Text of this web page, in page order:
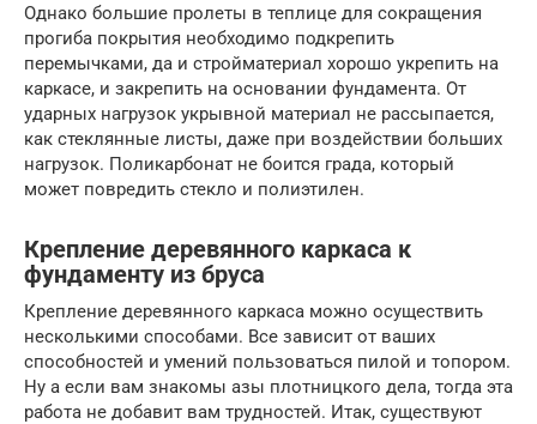
Однако большие пролеты в теплице для сокращения
прогиба покрытия необходимо подкрепить
перемычками, да и стройматериал хорошо укрепить на
каркасе, и закрепить на основании фундамента. От
ударных нагрузок укрывной материал не рассыпается,
как стеклянные листы, даже при воздействии больших
нагрузок. Поликарбонат не боится града, который
может повредить стекло и полиэтилен.
Крепление деревянного каркаса к
фундаменту из бруса
Крепление деревянного каркаса можно осуществить
несколькими способами. Все зависит от ваших
способностей и умений пользоваться пилой и топором.
Ну а если вам знакомы азы плотницкого дела, тогда эта
работа не добавит вам трудностей. Итак, существуют